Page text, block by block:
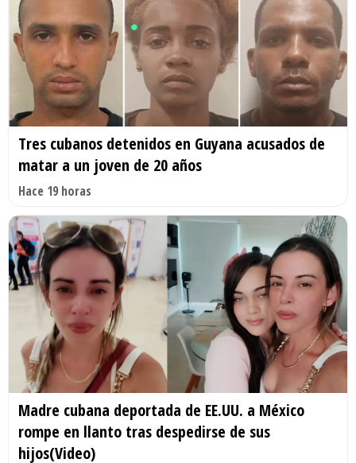
Tres cubanos detenidos en Guyana acusados de
matar a un joven de 20 años
Hace 19 horas
Madre cubana deportada de EE.UU. a México
rompe en llanto tras despedirse de sus
hijos(Video)